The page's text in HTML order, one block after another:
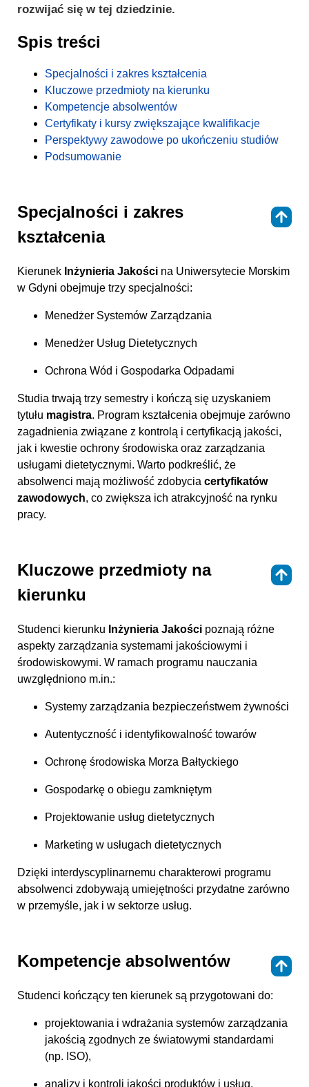
rozwijać się w tej dziedzinie.
Spis treści
Specjalności i zakres kształcenia
Kluczowe przedmioty na kierunku
Kompetencje absolwentów
Certyfikaty i kursy zwiększające kwalifikacje
Perspektywy zawodowe po ukończeniu studiów
Podsumowanie
Specjalności i zakres
kształcenia
Kierunek Inżynieria Jakości na Uniwersytecie Morskim
w Gdyni obejmuje trzy specjalności:
Menedżer Systemów Zarządzania
Menedżer Usług Dietetycznych
Ochrona Wód i Gospodarka Odpadami
Studia trwają trzy semestry i kończą się uzyskaniem
tytułu magistra. Program kształcenia obejmuje zarówno
zagadnienia związane z kontrolą i certyfikacją jakości,
jak i kwestie ochrony środowiska oraz zarządzania
usługami dietetycznymi. Warto podkreślić, że
absolwenci mają możliwość zdobycia certyfikatów
zawodowych, co zwiększa ich atrakcyjność na rynku
pracy.
Kluczowe przedmioty na
kierunku
Studenci kierunku Inżynieria Jakości poznają różne
aspekty zarządzania systemami jakościowymi i
środowiskowymi. W ramach programu nauczania
uwzględniono m.in.:
Systemy zarządzania bezpieczeństwem żywności
Autentyczność i identyfikowalność towarów
Ochronę środowiska Morza Bałtyckiego
Gospodarkę o obiegu zamkniętym
Projektowanie usług dietetycznych
Marketing w usługach dietetycznych
Dzięki interdyscyplinarnemu charakterowi programu
absolwenci zdobywają umiejętności przydatne zarówno
w przemyśle, jak i w sektorze usług.
Kompetencje absolwentów
Studenci kończący ten kierunek są przygotowani do:
projektowania i wdrażania systemów zarządzania
jakością zgodnych ze światowymi standardami
(np. ISO),
analizy i kontroli jakości produktów i usług,